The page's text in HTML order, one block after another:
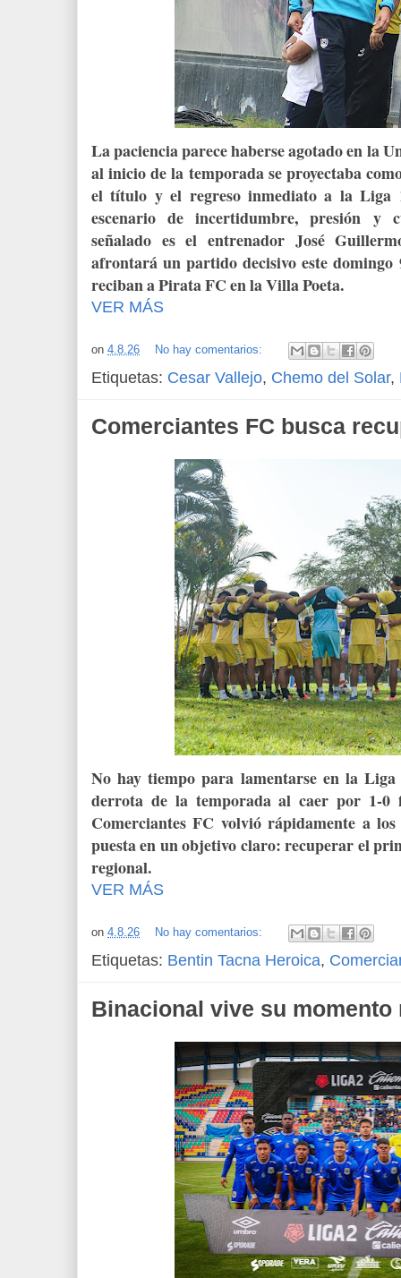
La paciencia parece haberse agotado en la
al inicio de la temporada se proyectaba
el título y el regreso inmediato a la Liga
escenario de incertidumbre, presión y
señalado es el entrenador José
afrontará un partido decisivo este domingo
reciban a Pirata FC en la Villa Poeta.
VER MÁS
on 4.8.26 No hay comentarios:
Etiquetas: Cesar Vallejo, Chemo del Solar,
Comerciantes FC busca
No hay tiempo para lamentarse en la
derrota de la temporada al caer por 1-0
Comerciantes FC volvió rápidamente a
puesta en un objetivo claro: recuperar el
regional.
VER MÁS
on 4.8.26 No hay comentarios:
Etiquetas: Bentin Tacna Heroica,
Binacional vive su